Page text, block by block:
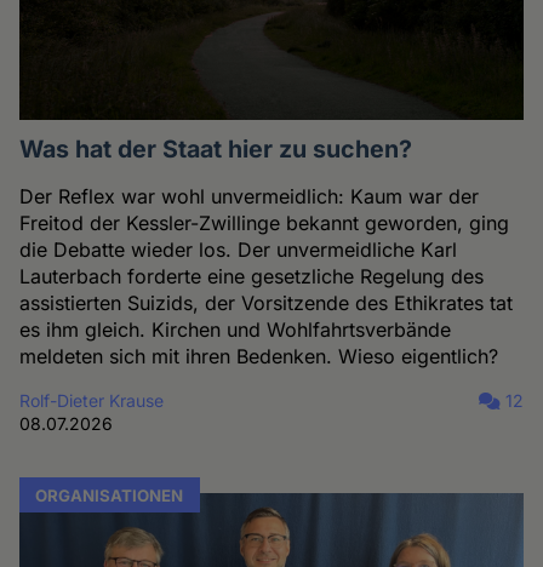
Was hat der Staat hier zu suchen?
Der Reflex war wohl unvermeidlich: Kaum war der
Freitod der Kessler-Zwillinge bekannt geworden, ging
die Debatte wieder los. Der unvermeidliche Karl
Lauterbach forderte eine gesetzliche Regelung des
assistierten Suizids, der Vorsitzende des Ethikrates tat
es ihm gleich. Kirchen und Wohlfahrtsverbände
meldeten sich mit ihren Bedenken. Wieso eigentlich?
Rolf-Dieter Krause
08.07.2026
12
ORGANISATIONEN